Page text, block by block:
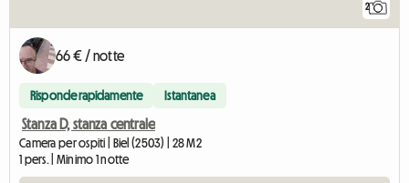
2
66 € / notte
Risponde rapidamente Istantanea
Stanza D, stanza centrale
Camera per ospiti | Biel (2503) | 28 M2
1 pers. | Minimo 1 notte